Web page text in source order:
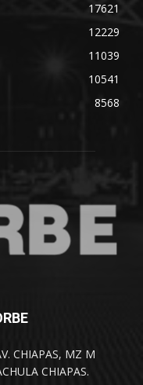
17621
12229
11039
10541
8568
CHIAPAS, MZ M
CHIAPAS.